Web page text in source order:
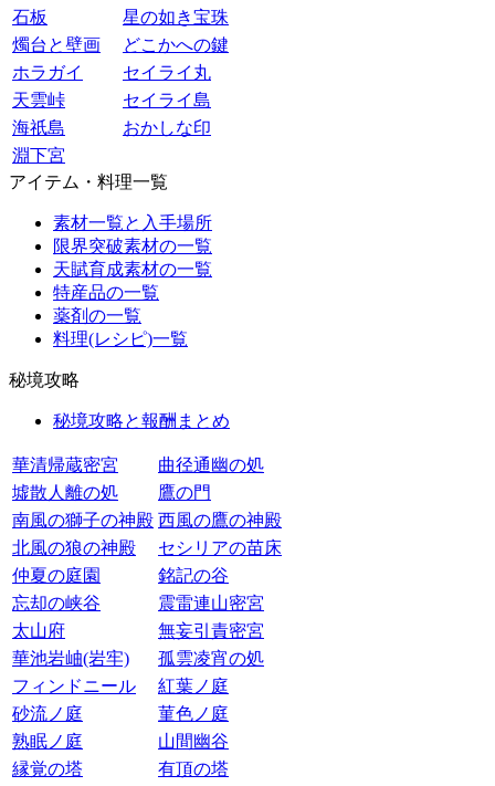
石板
星の如き宝珠
燭台と壁画
どこかへの鍵
ホラガイ
セイライ丸
天雲峠
セイライ島
海祇島
おかしな印
淵下宮
アイテム・料理一覧
素材一覧と入手場所
限界突破素材の一覧
天賦育成素材の一覧
特産品の一覧
薬剤の一覧
料理(レシピ)一覧
秘境攻略
秘境攻略と報酬まとめ
華清帰蔵密宮
曲径通幽の処
墟散人離の処
鷹の門
南風の獅子の神殿 西風の鷹の神殿
北風の狼の神殿
セシリアの苗床
仲夏の庭園
銘記の谷
忘却の峡谷
震雷連山密宮
太山府
無妄引責密宮
華池岩岫(岩牢)
孤雲凌宵の処
フィンドニール
紅葉ノ庭
砂流ノ庭
菫色ノ庭
熟眠ノ庭
山間幽谷
縁覚の塔
有頂の塔